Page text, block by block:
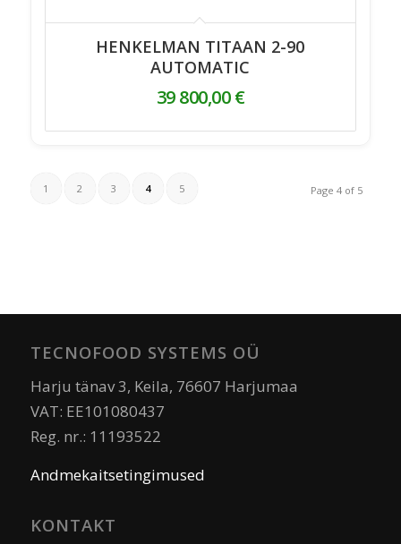
HENKELMAN TITAAN 2-90
AUTOMATIC
39 800,00€
Page 4 of 5
1 2 3 4 5
TECNOFOOD SYSTEMS OÜ
Harju tänav 3, Keila, 76607 Harjumaa
VAT: EE101080437
Reg. nr.: 11193522
Andmekaitsetingimused
KONTAKT